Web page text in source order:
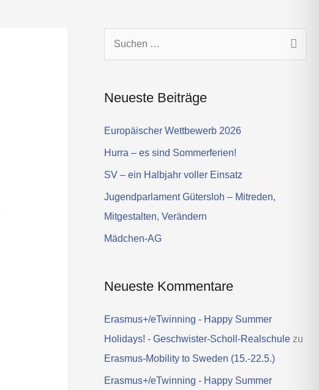
a
g
r
e
:
Neueste Beiträge
Europäischer Wettbewerb 2026
Hurra – es sind Sommerferien!
SV – ein Halbjahr voller Einsatz
Jugendparlament Gütersloh – Mitreden,
Mitgestalten, Verändern
Mädchen-AG
Neueste Kommentare
Erasmus+/eTwinning - Happy Summer
Holidays! - Geschwister-Scholl-Realschulezu
Erasmus-Mobility to Sweden (15.-22.5.)
Erasmus+/eTwinning - Happy Summer